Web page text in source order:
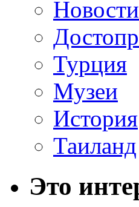
Турция
Музеи
История
Таиланд
Это